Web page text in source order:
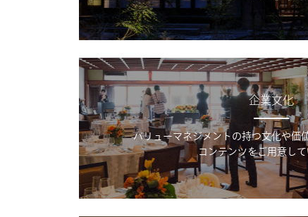
企業文化
バリューマネジメントの持つ文化や価
コンテンツをご用意して